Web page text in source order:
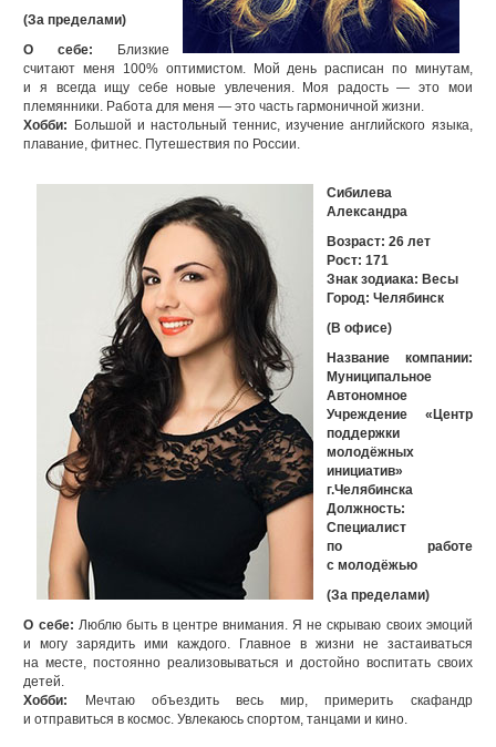
(За пределами)
О себе: Близкие
считают меня 100% оптимистом. Мой день расписан по минутам,
и я всегда ищу себе новые увлечения. Моя радость — это мои
племянники. Работа для меня — это часть гармоничной жизни.
Хобби: Большой и настольный теннис, изучение английского языка,
плавание, фитнес. Путешествия по России.
Сибилева
Александра
Возраст: 26 лет
Рост: 171
Знак зодиака: Весы
Город: Челябинск
(В офисе)
Название компании:
Муниципальное
Автономное
Учреждение «Центр
поддержки
молодёжных
инициатив»
г.Челябинска
Должность:
Специалист
по работе
с молодёжью
(За пределами)
О себе: Люблю быть в центре внимания. Я не скрываю своих эмоций
и могу зарядить ими каждого. Главное в жизни не застаиваться
на месте, постоянно реализовываться и достойно воспитать своих
детей.
Хобби: Мечтаю объездить весь мир, примерить скафандр
и отправиться в космос. Увлекаюсь спортом, танцами и кино.